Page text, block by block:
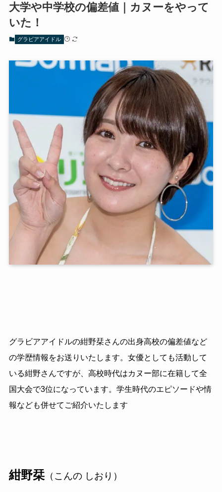
大学や中学校の偏差値｜カヌーをやって
いた！
グラビアアイドル
グラビアアイドルの紺野栞さんの出身高校の偏差値など
の学歴情報をお送りいたします。女優としても活動して
いる紺野さんですが、高校時代はカヌー部に在籍して全
国大会で3位になっています。学生時代のエピソードや情
報なども併せてご紹介いたします
紺野栞（こんの しおり）